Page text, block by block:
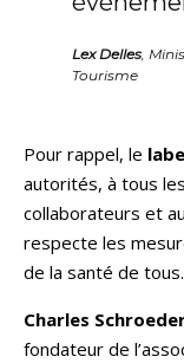
Lex Delles,
Tourisme
Pour rappel, le
autorités, à tous
collaborateurs et
respecte les
de la santé de tous.
Charles
fondateur de